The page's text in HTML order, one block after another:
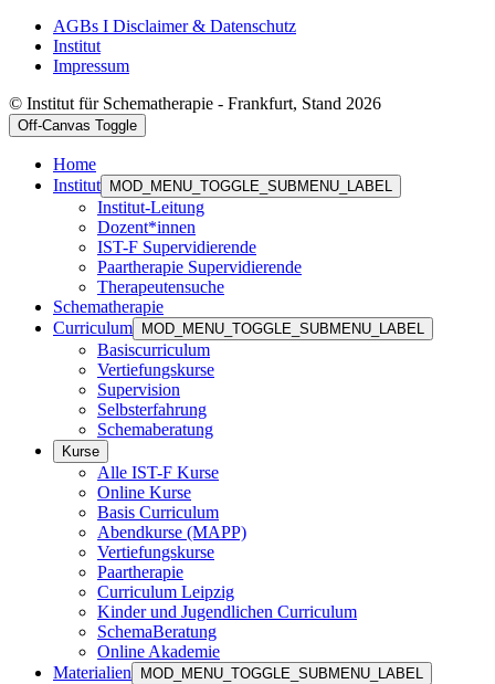
AGBs I Disclaimer & Datenschutz
Institut
Impressum
© Institut für Schematherapie - Frankfurt, Stand 2026
Off-Canvas Toggle
Home
Institut
MOD_MENU_TOGGLE_SUBMENU_LABEL
Institut-Leitung
Dozent*innen
IST-F Supervidierende
Paartherapie Supervidierende
Therapeutensuche
Schematherapie
Curriculum
MOD_MENU_TOGGLE_SUBMENU_LABEL
Basiscurriculum
Vertiefungskurse
Supervision
Selbsterfahrung
Schemaberatung
Kurse
Alle IST-F Kurse
Online Kurse
Basis Curriculum
Abendkurse (MAPP)
Vertiefungskurse
Paartherapie
Curriculum Leipzig
Kinder und Jugendlichen Curriculum
SchemaBeratung
Online Akademie
Materialien
MOD_MENU_TOGGLE_SUBMENU_LABEL